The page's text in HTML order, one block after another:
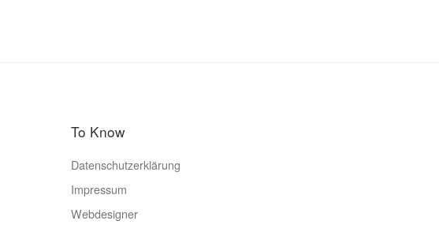
To Know
Datenschutzerklärung
Impressum
Webdesigner